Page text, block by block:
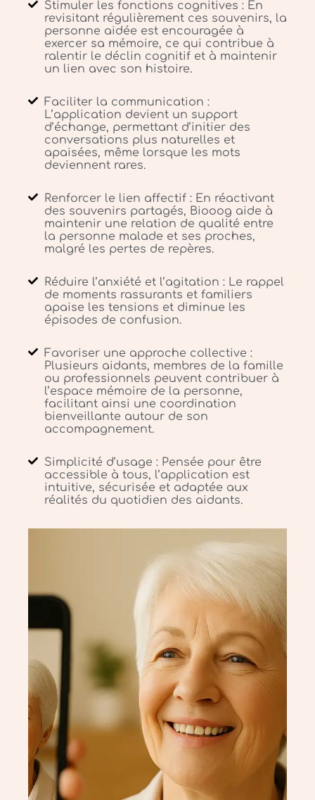
Stimuler les fonctions cognitives : En
revisitant régulièrement ces souvenirs, la
personne aidée est encouragée à
exercer sa mémoire, ce qui contribue à
ralentir le déclin cognitif et à maintenir
un lien avec son histoire.
Faciliter la communication :
L’application devient un support
d’échange, permettant d’initier des
conversations plus naturelles et
apaisées, même lorsque les mots
deviennent rares.
Renforcer le lien affectif : En réactivant
des souvenirs partagés, Biooog aide à
maintenir une relation de qualité entre
la personne malade et ses proches,
malgré les pertes de repères.
Réduire l’anxiété et l’agitation : Le rappel
de moments rassurants et familiers
apaise les tensions et diminue les
épisodes de confusion.
Favoriser une approche collective :
Plusieurs aidants, membres de la famille
ou professionnels peuvent contribuer à
l’espace mémoire de la personne,
facilitant ainsi une coordination
bienveillante autour de son
accompagnement.
Simplicité d’usage : Pensée pour être
accessible à tous, l’application est
intuitive, sécurisée et adaptée aux
réalités du quotidien des aidants.